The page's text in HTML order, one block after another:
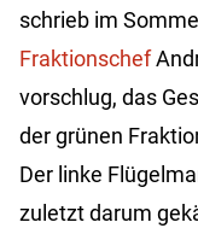
schrieb im
Fraktionschef
vorschlug, das
der grünen
Der linke
zuletzt darum